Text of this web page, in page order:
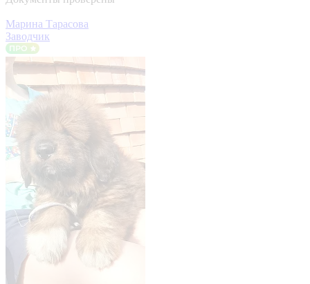
Марина Тарасова
Заводчик